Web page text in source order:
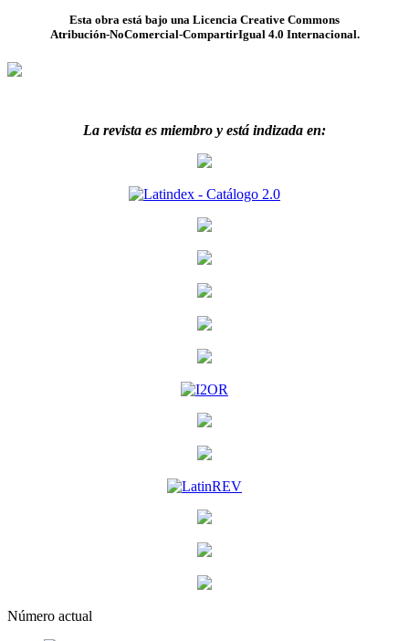
Esta obra está bajo una Licencia Creative Commons
Atribución-NoComercial-CompartirIgual 4.0 Internacional.
La revista es miembro y está indizada en:
Número actual